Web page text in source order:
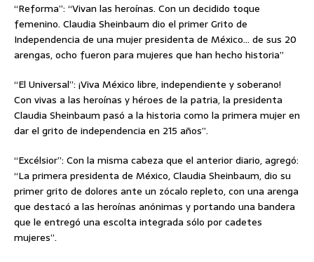
“Reforma”: “Vivan las heroínas. Con un decidido toque
femenino. Claudia Sheinbaum dio el primer Grito de
Independencia de una mujer presidenta de México… de sus 20
arengas, ocho fueron para mujeres que han hecho historia”
“El Universal”: ¡Viva México libre, independiente y soberano!
Con vivas a las heroínas y héroes de la patria, la presidenta
Claudia Sheinbaum pasó a la historia como la primera mujer en
dar el grito de independencia en 215 años”.
“Excélsior”: Con la misma cabeza que el anterior diario, agregó:
“La primera presidenta de México, Claudia Sheinbaum, dio su
primer grito de dolores ante un zócalo repleto, con una arenga
que destacó a las heroínas anónimas y portando una bandera
que le entregó una escolta integrada sólo por cadetes
mujeres”.